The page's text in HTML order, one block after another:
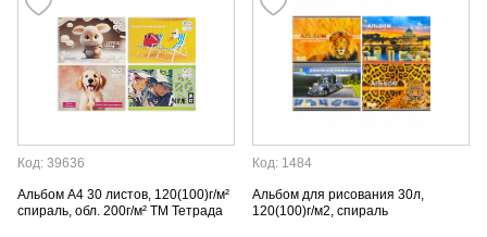
Код: 39636
Альбом А4 30 листов, 120(100)г/м²
спираль, обл. 200г/м² ТМ Тетрада
Код: 1484
Альбом для рисования 30л,
120(100)г/м2, спираль